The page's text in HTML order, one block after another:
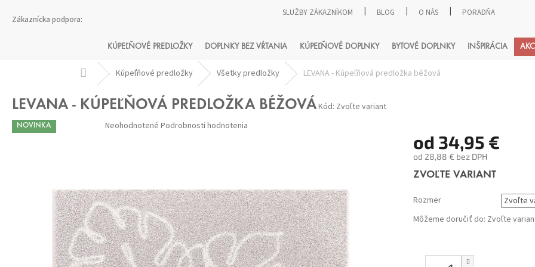
SLUŽBY ZÁKAZNÍKOM BLOG O NÁS PORADŇA
HĽADAŤ
KÚPEĽŇOVÉ PREDLOŽKY DOPLNKY BEZ VŔTANIA KÚPEĽŇOVÉ DOPLNKY BYTOVÉ DOPLNKY INŠPIRÁCIA
DomovKúpeľňové predložky Všetky predložky LEVANA - Kúpeľňová predložka béžová
LEVANA - KÚPEĽŇOVÁ PREDLOŽKA BÉŽOVÁKód: Zvoľte variant
NOVINKA Priemerné
hodnotenie
Neohodnotené Podrobnosti hodnotenia
od 34,95 €
od 28,88 € bez DPH
Jednotková
ZVOĽTE VARIANT
Rozmer
Môžeme doručiť do: Zvoľte